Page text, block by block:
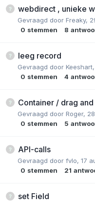
webdirect , unieke
Gevraagd door Freaky,
0 stemmen 8
leeg record
Gevraagd door Keeshart,
0 stemmen 4
Container / drag
Gevraagd door Roger,
0 stemmen 5
API-calls
Gevraagd door fvlo, 17
0 stemmen 21
set Field